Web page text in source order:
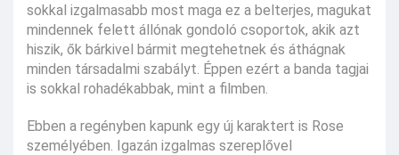
sokkal izgalmasabb most maga ez a belterjes, magukat
mindennek felett állónak gondoló csoportok, akik azt
hiszik, ők bárkivel bármit megtehetnek és áthágnak
minden társadalmi szabályt. Éppen ezért a banda tagjai
is sokkal rohadékabbak, mint a filmben.
Ebben a regényben kapunk egy új karaktert is Rose
személyében. Igazán izgalmas szereplővel